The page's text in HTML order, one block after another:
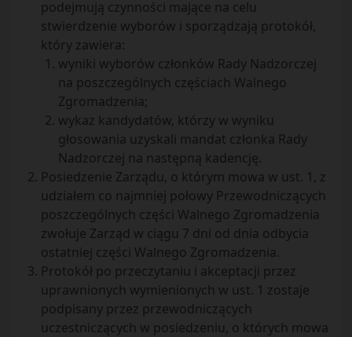
podejmują czynności mające na celu
stwierdzenie wyborów i sporządzają protokół,
który zawiera:
wyniki wyborów członków Rady Nadzorczej
na poszczególnych częściach Walnego
Zgromadzenia;
wykaz kandydatów, którzy w wyniku
głosowania uzyskali mandat członka Rady
Nadzorczej na następną kadencję.
Posiedzenie Zarządu, o którym mowa w ust. 1, z
udziałem co najmniej połowy Przewodniczących
poszczególnych części Walnego Zgromadzenia
zwołuje Zarząd w ciągu 7 dni od dnia odbycia
ostatniej części Walnego Zgromadzenia.
Protokół po przeczytaniu i akceptacji przez
uprawnionych wymienionych w ust. 1 zostaje
podpisany przez przewodniczących
uczestniczących w posiedzeniu, o których mowa